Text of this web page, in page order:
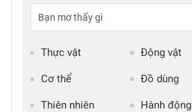
Thực vật Động vật
Cơ thể Đồ dùng
Thiên nhiên Hành động